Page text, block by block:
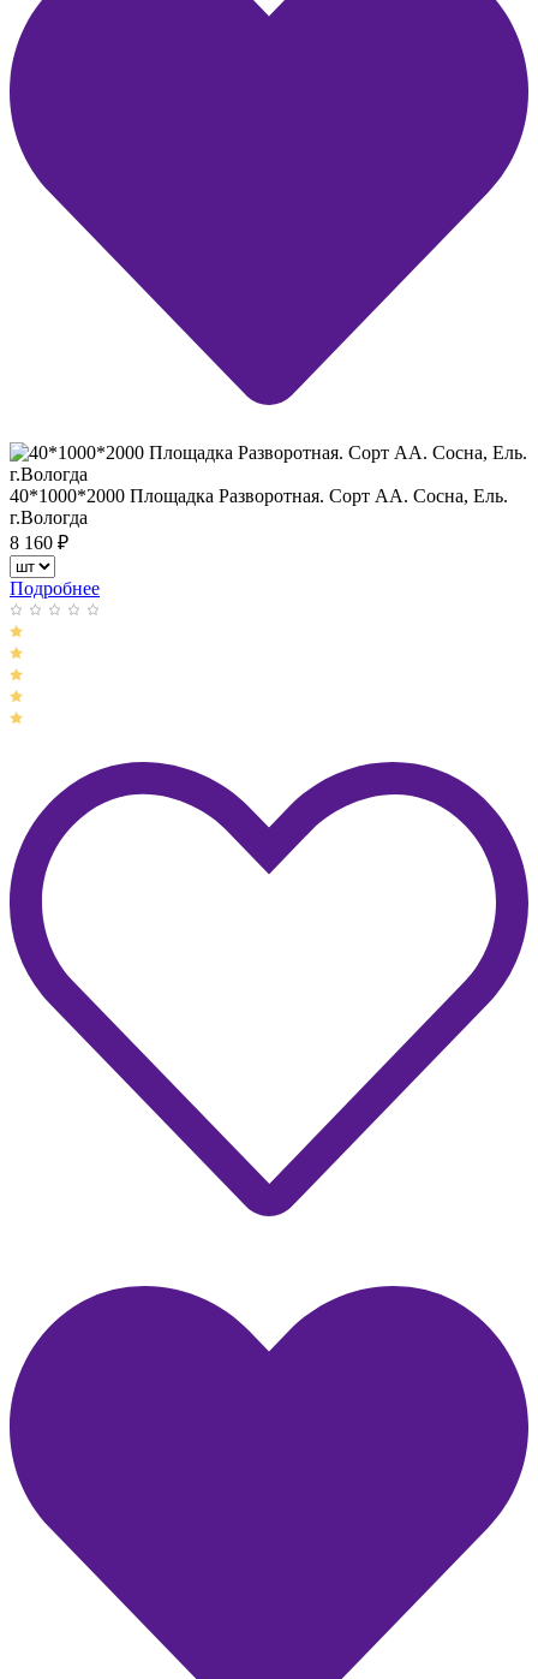
40*1000*2000 Площадка Разворотная. Сорт АА. Сосна, Ель.
г.Вологда
8 160 ₽
Подробнее